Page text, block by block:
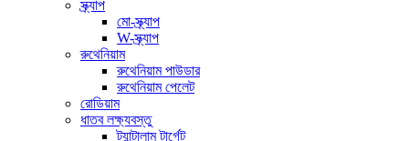
স্ক্র্যাপ
মো-স্ক্র্যাপ
W-স্ক্র্যাপ
রুথেনিয়াম
রুথেনিয়াম পাউডার
রুথেনিয়াম পেলেট
রোডিয়াম
ধাতব লক্ষ্যবস্তু
ট্যান্টালাম টার্গেট